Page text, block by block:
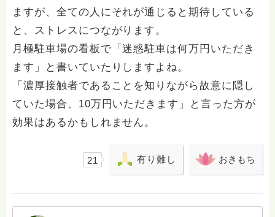
ますが、全ての人にそれが通じると期待している
と、ストレスにつながります。
月極駐車場の看板で「迷惑駐車は何万円いただき
ます」と書いていたりしますよね。
「濃厚接触者であることを知りながら故意に隠し
ていた場合、10万円いただきます」と言った方が
効果はあるかもしれません。
21 有り難し おきもち